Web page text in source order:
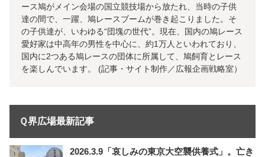
ース鳩がメイン会場の国立競技場から放たれ、当時の子供
達の間で、一躍、鳩レースブームが巻き起こりました。そ
の子供達が、いわゆる“団塊の世代”。現在、国内の鳩レース
愛好家は中高年の男性を中心に、約1万人といわれており、
国内に2つある鳩レースの団体に所属して、鳩飼育とレース
を楽しんでいます。 (記事・サイト制作／広報企画戦略室）
Ｑ界広場最新記事
2026.3.9「哀しみの東京大空襲供養式」。亡き